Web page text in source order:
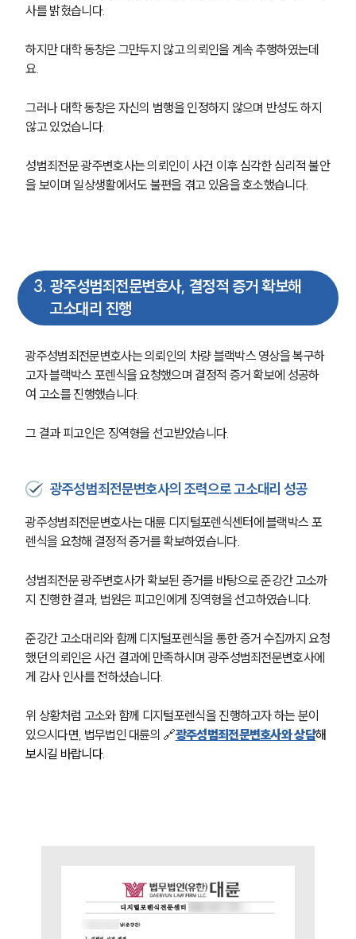
팀소개
대륜의 강점
오시는 길
글로벌 파트너 로펌
통합검색
AI대륜
주요 업무사례
성범죄대응부 업무
전체
사를 밝혔습니다.
하지만 대학 동창은 그만두지 않고 의뢰인을 계속 추행하였는데
요.
그러나 대학 동창은 자신의 범행을 인정하지 않으며 반성도 하지
않고 있었습니다.
성범죄전문 광주변호사는 의뢰인이 사건 이후 심각한 심리적 불안
을 보이며 일상생활에서도 불편을 겪고 있음을 호소했습니다.
3. 광주성범죄전문변호사, 결정적 증거 확보해
고소대리 진행
광주성범죄전문변호사는 의뢰인의 차량 블랙박스 영상을 복구하
고자 블랙박스 포렌식을 요청했으며 결정적 증거 확보에 성공하
여 고소를 진행했습니다.
그 결과 피고인은 징역형을 선고받았습니다.
광주성범죄전문변호사의 조력으로 고소대리 성공
광주성범죄전문변호사는 대륜 디지털포렌식센터에 블랙박스 포
렌식을 요청해 결정적 증거를 확보하였습니다.
성범죄전문 광주변호사가 확보된 증거를 바탕으로 준강간 고소까
지 진행한 결과, 법원은 피고인에게 징역형을 선고하였습니다.
준강간 고소대리와 함께 디지털포렌식을 통한 증거 수집까지 요청
했던 의뢰인은 사건 결과에 만족하시며 광주성범죄전문변호사에
게 감사 인사를 전하셨습니다.
위 상황처럼 고소와 함께 디지털포렌식을 진행하고자 하는 분이
있으시다면, 법무법인 대륜의 🔗광주성범죄전문변호사와 상담해
보시길 바랍니다.